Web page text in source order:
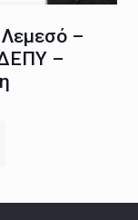
–
ΔΕΠΥ –